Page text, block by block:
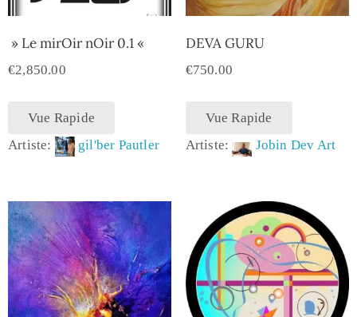
» Le mirOir nOir 0.1 «
€2,850.00
Vue Rapide
Artiste:
gil'ber Pautler
DEVA GURU
€750.00
Vue Rapide
Artiste:
Jobin Dev Art